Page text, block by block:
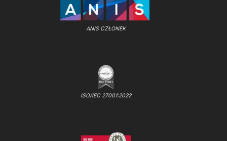
ANIS CZŁONEK
ISO/IEC 27001:2022